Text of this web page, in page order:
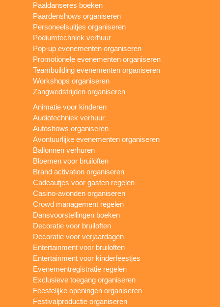
Paaldanseres boeken
Paardenshows organiseren
Personeelsuitjes organiseren
Podiumtechniek verhuur
Pop-up evenementen organiseren
Promotionele evenementen organiseren
Teambuilding evenementen organiseren
Workshops organiseren
Zangwedstrijden organiseren
Animatie voor kinderen
Audiotechniek verhuur
Autoshows organiseren
Avontuurlijke evenementen organiseren
Ballonnen verhuren
Bloemen voor bruiloften
Brand activation organiseren
Cadeautjes voor gasten regelen
Casino-avonden organiseren
Crowd management regelen
Dansvoorstellingen boeken
Decoratie voor bruiloften
Decoratie voor verjaardagen
Entertainment voor bruiloften
Entertainment voor kinderfeestjes
Evenementregistratie regelen
Exclusieve toegang organiseren
Feestelijke openingen organiseren
Festivalproductie organiseren